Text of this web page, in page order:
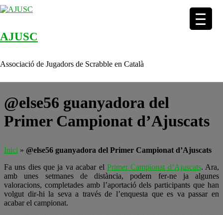
AJUSC
Associació de Jugadors de Scrabble en Català
@else56 guanyadora del
Primer Campionat d’Ajuscats
Inici » @else56 guanyadora del Primer Campionat d’Ajuscats
Fa uns dies que ja va acabar el Primer Campionat d’Ajuscats. Ara,
amb unes setmanes de distància, podem fer-ne ja algunes
valoracions, completades amb l’aportació dels participants que han
volgut dir-hi la seva a través de l’enquesta que es va passar en
acabar el campionat.